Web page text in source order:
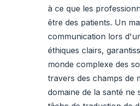
à ce que les
être des patients. Un
communication lors
éthiques clairs,
monde complexe des
travers des champs de
domaine de la santé